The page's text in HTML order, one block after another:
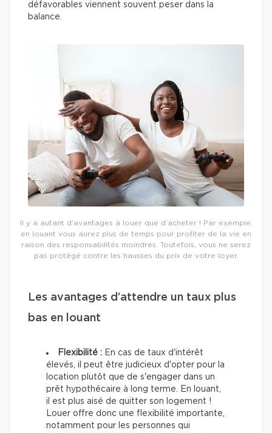
défavorables viennent souvent peser dans la
balance.
Il y a autant d’avantages à louer que d’acheter ! Par exemple,
en louant vous aurez plus de temps pour profiter de la vie en
raison des responsabilités moindres. Toutefois, vous ne serez
pas protégé contre les hausses du prix de votre loyer.
Les avantages d’attendre un taux plus
bas en louant
Flexibilité : En cas de taux d'intérêt
élevés, il peut être judicieux d'opter pour la
location plutôt que de s'engager dans un
prêt hypothécaire à long terme. En louant,
il est plus aisé de quitter son logement !
Louer offre donc une flexibilité importante,
notamment pour les personnes qui